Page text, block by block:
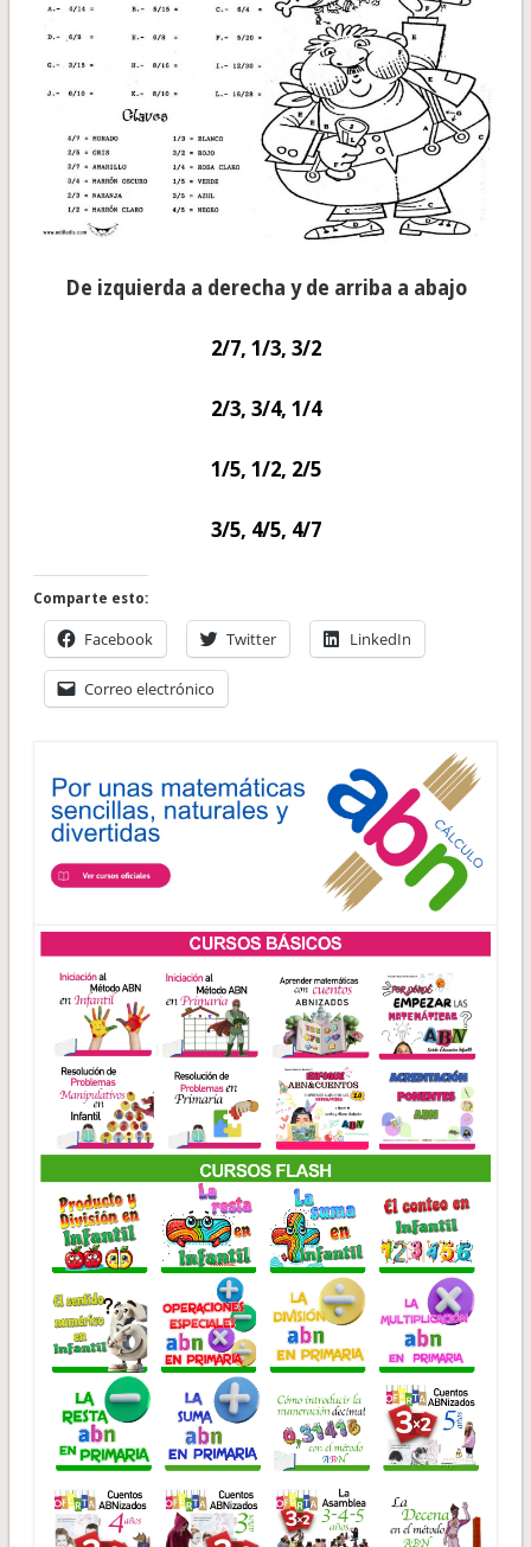
De izquierda a derecha y de arriba a abajo
2/7, 1/3, 3/2
2/3, 3/4, 1/4
1/5, 1/2, 2/5
3/5, 4/5, 4/7
Comparte esto:
Facebook Twitter LinkedIn
Correo electrónico